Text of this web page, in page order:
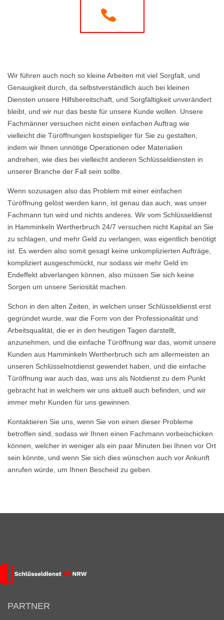
Wir führen auch noch so kleine Arbeiten mit viel Sorgfalt, und
Genauigkeit durch, da selbstverständlich auch bei kleinen
Diensten unsere Hilfsbereitschaft, und Sorgfältigkeit unverändert
bleibt, und wir nur das beste für unsere Kunde wollen. Unsere
Fachmänner versuchen nicht einen einfachen Auftrag wie
vielleicht die Türöffnungen kostspieliger für Sie zu gestalten,
indem wir Ihnen unnötige Operationen oder Materialien
andrehen, wie dies bei vielleicht anderen Schlüsseldiensten in
unserer Branche der Fall sein sollte.
Wenn sozusagen also das Problem mit einer einfachen
Türöffnung gelöst werden kann, ist genau das auch, was unser
Fachmann tun wird und nichts anderes. Wir vom Schlüsseldienst
in Hamminkeln Wertherbruch 24/7 versuchen nicht Kapital an Sie
zu schlagen, und mehr Geld zu verlangen, was eigentlich benötigt
ist. Es werden also somit gesagt keine unkomplizierten Aufträge,
kompliziert ausgeschmückt, nur sodass wir mehr Geld im
Endeffekt abverlangen können, also müssen Sie sich keine
Sorgen um unsere Seriosität machen.
Schon in den alten Zeiten, in welchen unser Schlüsseldienst erst
gegründet wurde, war die Form von der Professionalität und
Arbeitsqualität, die er in den heutigen Tagen darstellt,
anzunehmen, und die einfache Türöffnung war das, womit unsere
Kunden aus Hamminkeln Wertherbruch sich am allermeisten an
unseren Schlüsselnotdienst gewendet haben, und die einfache
Türöffnung war auch das, was uns als Notdienst zu dem Punkt
gebracht hat in welchem wir uns aktuell auch befinden, und wir
immer mehr Kunden für uns gewinnen.
Kontaktieren Sie uns, wenn Sie von einen dieser Probleme
betroffen sind, sodass wir Ihnen einen Fachmann vorbeischicken
können, welcher in weniger als ein paar Minuten bei Ihnen vor Ort
sein könnte, und wenn Sie sich dies wünschen auch vor Ankunft
anrufen würde, um Ihnen Bescheid zu geben.
PARTNER